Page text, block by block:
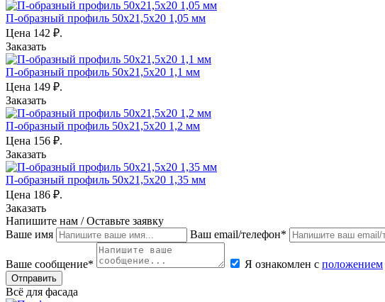
П-образный профиль 50х21,5х20 1,05 мм
Цена 142 ₽.
Заказать
П-образный профиль 50х21,5х20 1,1 мм
Цена 149 ₽.
Заказать
П-образный профиль 50х21,5х20 1,2 мм
Цена 156 ₽.
Заказать
П-образный профиль 50х21,5х20 1,35 мм
Цена 186 ₽.
Заказать
Напишите нам / Оставьте заявку
Ваше имя
Ваш email/телефон*
Ваше сообщение* Я ознакомлен с положением
Отправить
Всё для фасада